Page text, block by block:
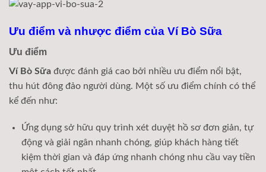
Ưu điểm và nhược điểm của Ví Bò Sữa
Ưu điểm
Ví Bò Sữa được đánh giá cao bởi nhiều ưu điểm nổi bật,
thu hút đông đảo người dùng. Một số ưu điểm chính có thể
kể đến như:
Ứng dụng sở hữu quy trình xét duyệt hồ sơ đơn giản, tự
động và giải ngân nhanh chóng, giúp khách hàng tiết
kiệm thời gian và đáp ứng nhanh chóng nhu cầu vay tiền